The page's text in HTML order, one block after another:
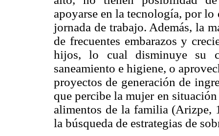
apoyarse en la tecnología, por
jornada de trabajo. Además, la
de frecuentes embarazos y
hijos, lo cual disminuye su
saneamiento e higiene, o
proyectos de generación de
que percibe la mujer en
alimentos de la familia (Arizpe,
la búsqueda de estrategias de